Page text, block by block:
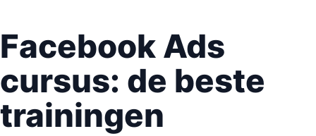
Facebook Ads
cursus: de beste
trainingen